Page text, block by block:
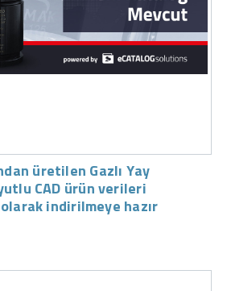
üretilen Gazlı Yay
CAD ürün verileri
indirilmeye hazır